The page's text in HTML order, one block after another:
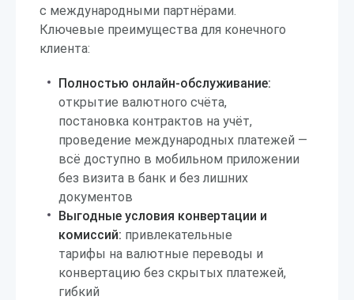
с международными партнёрами.
Ключевые преимущества для конечного
клиента:
Полностью онлайн-обслуживание:
открытие валютного счёта,
постановка контрактов на учёт,
проведение международных платежей —
всё доступно в мобильном приложении
без визита в банк и без лишних
документов
Выгодные условия конвертации и
комиссий: привлекательные
тарифы на валютные переводы и
конвертацию без скрытых платежей,
гибкий